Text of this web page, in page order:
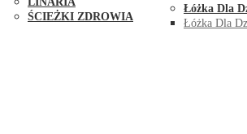
ŚCIEŻKI ZDROWIA
Łóżka Dla
Łóżka Dla